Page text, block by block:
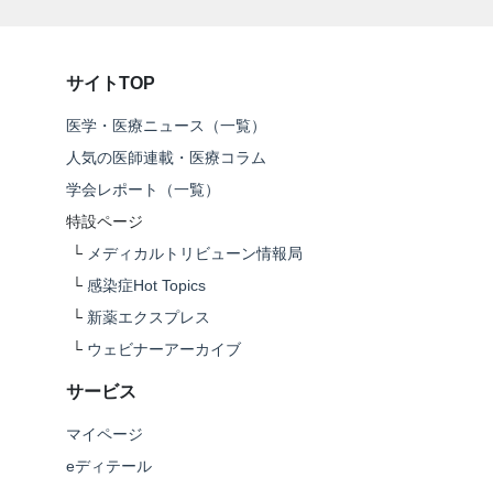
サイトTOP
医学・医療ニュース（一覧）
人気の医師連載・医療コラム
学会レポート（一覧）
特設ページ
└ メディカルトリビューン情報局
└ 感染症Hot Topics
└ 新薬エクスプレス
└ ウェビナーアーカイブ
サービス
マイページ
eディテール